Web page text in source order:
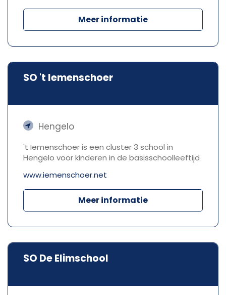
Meer informatie
SO 't Iemenschoer
Hengelo
't Iemenschoer is een cluster 3 school in
Hengelo voor kinderen in de basisschoolleeftijd
www.iemenschoer.net
Meer informatie
SO De Elimschool